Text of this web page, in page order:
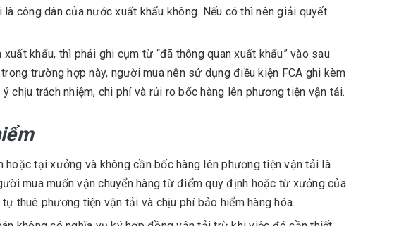
công dân của nước xuất khẩu không. Nếu có thì nên giải quyết
khẩu, thì phải ghi cụm từ “đã thông quan xuất khẩu” vào sau
trường hợp này, người mua nên sử dụng điều kiện FCA ghi kèm
chịu trách nhiệm, chi phí và rủi ro bốc hàng lên phương tiện vận tải.
tại xưởng và không cần bốc hàng lên phương tiện vận tải là
mua muốn vận chuyển hàng từ điểm quy định hoặc từ xưởng của
thuê phương tiện vận tải và chịu phí bảo hiểm hàng hóa.